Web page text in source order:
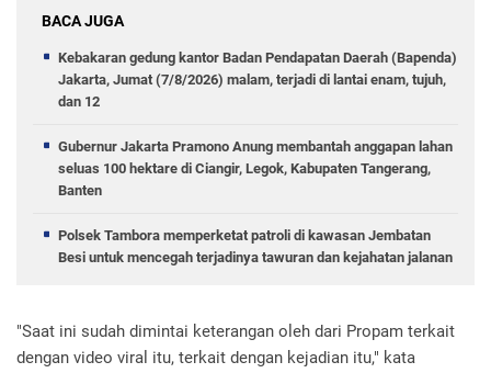
BACA JUGA
Kebakaran gedung kantor Badan Pendapatan Daerah (Bapenda)
Jakarta, Jumat (7/8/2026) malam, terjadi di lantai enam, tujuh,
dan 12
Gubernur Jakarta Pramono Anung membantah anggapan lahan
seluas 100 hektare di Ciangir, Legok, Kabupaten Tangerang,
Banten
Polsek Tambora memperketat patroli di kawasan Jembatan
Besi untuk mencegah terjadinya tawuran dan kejahatan jalanan
"Saat ini sudah dimintai keterangan oleh dari Propam terkait
dengan video viral itu, terkait dengan kejadian itu," kata